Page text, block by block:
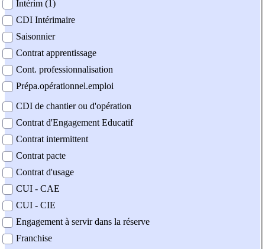
Intérim (1)
CDI Intérimaire
Saisonnier
Contrat apprentissage
Cont. professionnalisation
Prépa.opérationnel.emploi
CDI de chantier ou d'opération
Contrat d'Engagement Educatif
Contrat intermittent
Contrat pacte
Contrat d'usage
CUI - CAE
CUI - CIE
Engagement à servir dans la réserve
Franchise